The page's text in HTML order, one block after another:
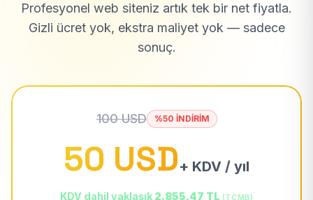
Profesyonel web siteniz artık tek bir net fiyatla.
Gizli ücret yok, ekstra maliyet yok — sadece
sonuç.
100 USD %50 İNDİRİM
50 USD+ KDV / yıl
KDV dahil yaklaşık 2.855,47 TL (TCMB)